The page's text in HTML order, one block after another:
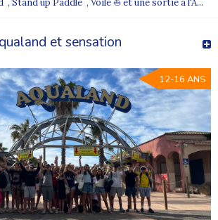
Stand up Paddle , Voile ⛵ et une sortie à l'A...
et sensation
12-16 ANS